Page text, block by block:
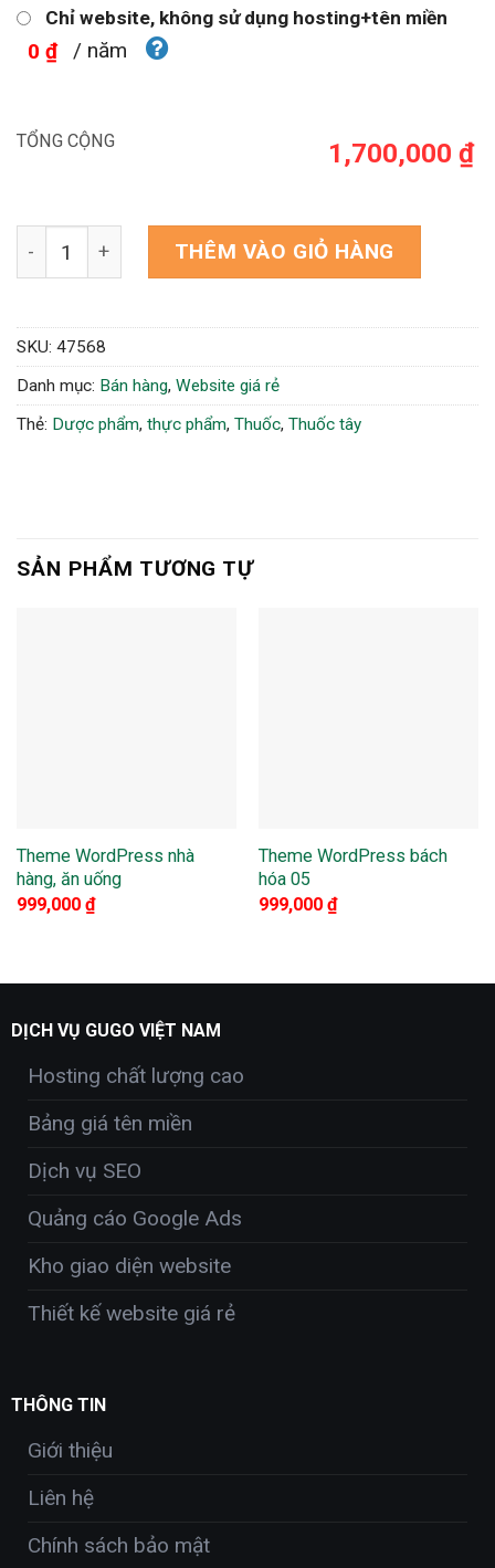
Chỉ website, không sử dụng hosting+tên miền
0 ₫ / năm
TỔNG CỘNG 1,700,000 ₫
Mẫu website nhà thuốc 07 số lượng
THÊM VÀO GIỎ HÀNG
SKU: 47568
Danh mục: Bán hàng, Website giá rẻ
Thẻ: Dược phẩm, thực phẩm, Thuốc, Thuốc tây
SẢN PHẨM TƯƠNG TỰ
Theme WordPress nhà
hàng, ăn uống
999,000 ₫
Theme WordPress bách
hóa 05
999,000 ₫
DỊCH VỤ GUGO VIỆT NAM
Hosting chất lượng cao
Bảng giá tên miền
Dịch vụ SEO
Quảng cáo Google Ads
Kho giao diện website
Thiết kế website giá rẻ
THÔNG TIN
Giới thiệu
Liên hệ
Chính sách bảo mật